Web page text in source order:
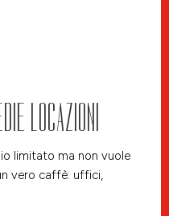
LOCAZIONI
limitato ma non vuole
vero caffè: uffici,